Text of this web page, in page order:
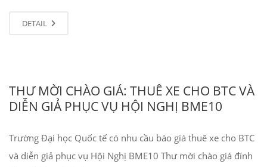
DETAIL
THƯ MỜI CHÀO GIÁ: THUÊ XE CHO BTC VÀ
DIỄN GIẢ PHỤC VỤ HỘI NGHỊ BME10
Trường Đại học Quốc tế có nhu cầu báo giá thuê xe cho BTC
và diễn giả phục vụ Hội Nghị BME10 Thư mời chào giá đính